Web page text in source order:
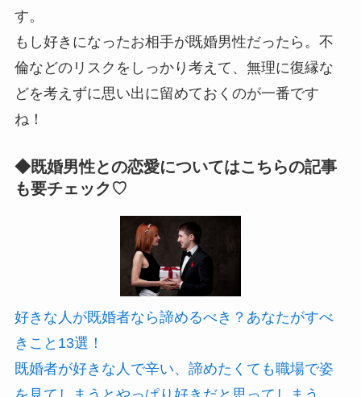
す。
もし好きになったお相手が既婚男性だったら。不
倫などのリスクをしっかり考えて、無理に復縁な
どを考えずに思い出に留めておくのが一番です
ね！
◆既婚男性との恋愛についてはこちらの記事
も要チェック♡
好きな人が既婚者なら諦めるべき？あなたがすべ
きこと13選！
既婚者が好きな人で辛い、諦めたくても職場で姿